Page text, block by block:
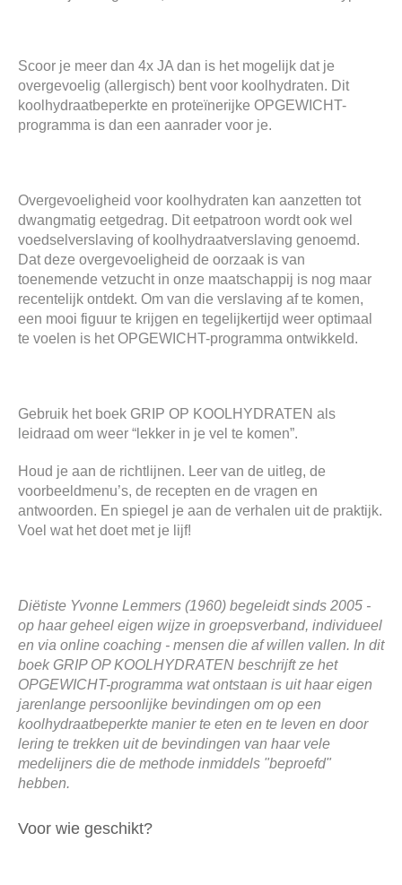
Scoor je meer dan 4x JA dan is het mogelijk dat je
overgevoelig (allergisch) bent voor koolhydraten. Dit
koolhydraatbeperkte en proteïnerijke OPGEWICHT-
programma is dan een aanrader voor je.
Overgevoeligheid voor koolhydraten kan aanzetten tot
dwangmatig eetgedrag. Dit eetpatroon wordt ook wel
voedselverslaving of koolhydraatverslaving genoemd.
Dat deze overgevoeligheid de oorzaak is van
toenemende vetzucht in onze maatschappij is nog maar
recentelijk ontdekt. Om van die verslaving af te komen,
een mooi figuur te krijgen en tegelijkertijd weer optimaal
te voelen is het OPGEWICHT-programma ontwikkeld.
Gebruik het boek GRIP OP KOOLHYDRATEN als
leidraad om weer “lekker in je vel te komen”.
Houd je aan de richtlijnen. Leer van de uitleg, de
voorbeeldmenu’s, de recepten en de vragen en
antwoorden. En spiegel je aan de verhalen uit de praktijk.
Voel wat het doet met je lijf!
Diëtiste Yvonne Lemmers (1960) begeleidt sinds 2005 -
op haar geheel eigen wijze in groepsverband, individueel
en via online coaching - mensen die af willen vallen. In dit
boek GRIP OP KOOLHYDRATEN beschrijft ze het
OPGEWICHT-programma wat ontstaan is uit haar eigen
jarenlange persoonlijke bevindingen om op een
koolhydraatbeperkte manier te eten en te leven en door
lering te trekken uit de bevindingen van haar vele
medelijners die de methode inmiddels "beproefd"
hebben.
Voor wie geschikt?